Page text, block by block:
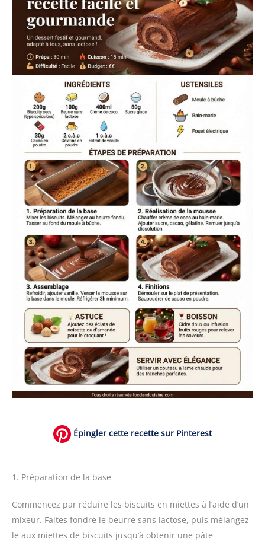
Épingler cette recette sur Pinterest
1. Préparation de la base
Commencez par réduire les biscuits en miettes à l’aide d’un
mixeur. Faites fondre le beurre sans lactose, puis mélangez-
le aux miettes de biscuits jusqu’à obtenir une pâte